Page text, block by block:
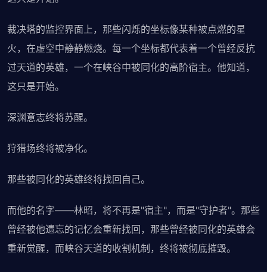
裁决塔的监控界面上，那些闪烁的坐标像某种被点燃的星
火，在虚空中静静燃烧。每一个坐标都代表着一个曾经反抗
过天道的英雄，一个在峡谷中被同化的高阶宿主。他知道，
这只是开始。
深渊意志终将苏醒。
狩猎场终将被净化。
那些被同化的英雄终将找回自己。
而他的名字——林昭，将不再是"宿主"，而是"守护者"。那些
曾经被他遗忘的记忆会重新找回，那些曾经被同化的英雄会
重新觉醒，而峡谷天道的收割机制，终将被彻底摧毁。